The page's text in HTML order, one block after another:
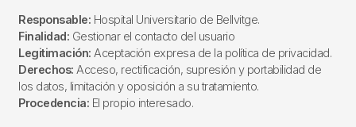
Responsable: Hospital Universitario de Bellvitge.
Finalidad: Gestionar el contacto del usuario
Legitimación: Aceptación expresa de la política de privacidad.
Derechos: Acceso, rectificación, supresión y portabilidad de
los datos, limitación y oposición a su tratamiento.
Procedencia: El propio interesado.